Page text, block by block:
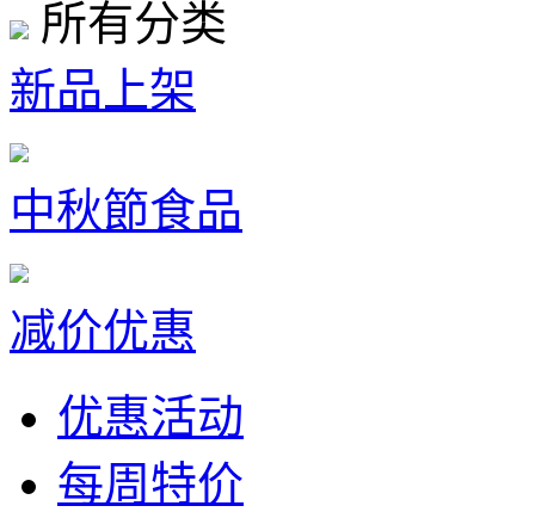
所有分类
新品上架
中秋節食品
减价优惠
优惠活动
每周特价